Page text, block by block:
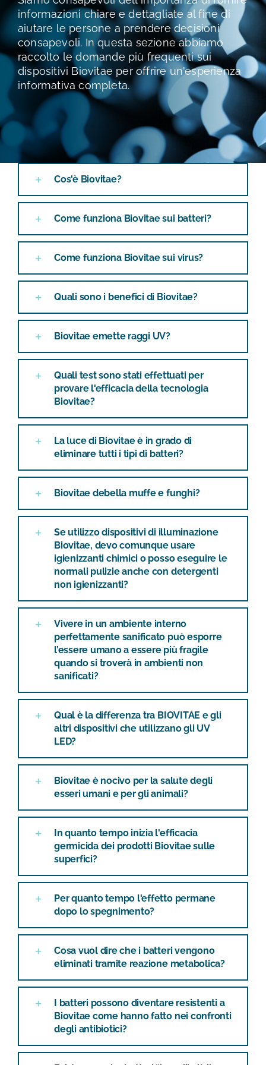
CHI SIAMO
NEWS
RISORSE
FAQ
AREA RISERVATA
informazioni chiare e dettagliate al fine di
aiutare le persone a prendere decisioni
consapevoli. In questa sezione abbiamo
raccolto le domande più frequenti sui
dispositivi Biovitae per offrire un'esperienza
informativa completa.
Cos'è Biovitae?
Come funziona Biovitae sui batteri?
Come funziona Biovitae sui virus?
Quali sono i benefici di Biovitae?
Biovitae emette raggi UV?
Quali test sono stati effettuati per
provare l'efficacia della tecnologia
Biovitae?
La luce di Biovitae è in grado di
eliminare tutti i tipi di batteri?
Biovitae debella muffe e funghi?
Se utilizzo dispositivi di illuminazione
Biovitae, devo comunque usare
igienizzanti chimici o posso eseguire le
normali pulizie anche con detergenti
non igienizzanti?
Vivere in un ambiente interno
perfettamente sanificato può esporre
l’essere umano a essere più fragile
quando si troverà in ambienti non
sanificati?
Qual è la differenza tra BIOVITAE e gli
altri dispositivi che utilizzano gli UV
LED?
Biovitae è nocivo per la salute degli
esseri umani e per gli animali?
In quanto tempo inizia l'efficacia
germicida dei prodotti Biovitae sulle
superfici?
Per quanto tempo l'effetto permane
dopo lo spegnimento?
Cosa vuol dire che i batteri vengono
eliminati tramite reazione metabolica?
I batteri possono diventare resistenti a
Biovitae come hanno fatto nei confronti
degli antibiotici?